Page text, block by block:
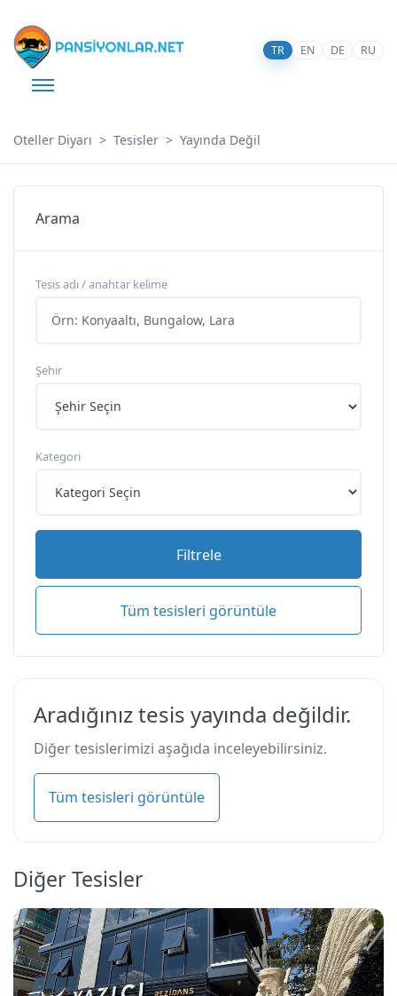
TR EN DE RU
Oteller Diyarı Tesisler Yayında Değil
Arama
Tesis adı / anahtar kelime
Şehir
Kategori
Filtrele
Tüm tesisleri görüntüle
Aradığınız tesis yayında değildir.
Diğer tesislerimizi aşağıda inceleyebilirsiniz.
Tüm tesisleri görüntüle
Diğer Tesisler